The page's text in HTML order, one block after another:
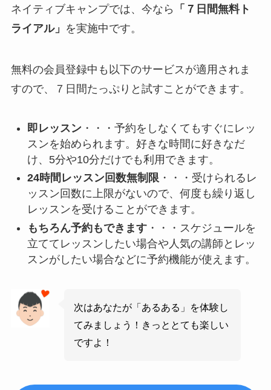
ネイティブキャンプでは、今なら
「７日間無料ト
ライアル」 を実施中です。
無料の会員登録中も以下のサービスが適用されま
すので、７日間たっぷりと試すことができます。
即レッスン・・・予約をしなくてもすぐにレッ
スンを始められます。好きな時間に好きなだ
け、5分や10分だけでも利用できます。
24時間レッスン回数無制限・・・受けられるレ
ッスン回数に上限がないので、何度も繰り返し
レッスンを受けることができます。
もちろん予約もできます・・・スケジュールを
立ててレッスンしたい場合や人気の講師とレッ
スンがしたい場合などに予約機能が使えます。
次はあなたが「あるある」を体験し
てみましょう！きっととても楽しい
ですよ！